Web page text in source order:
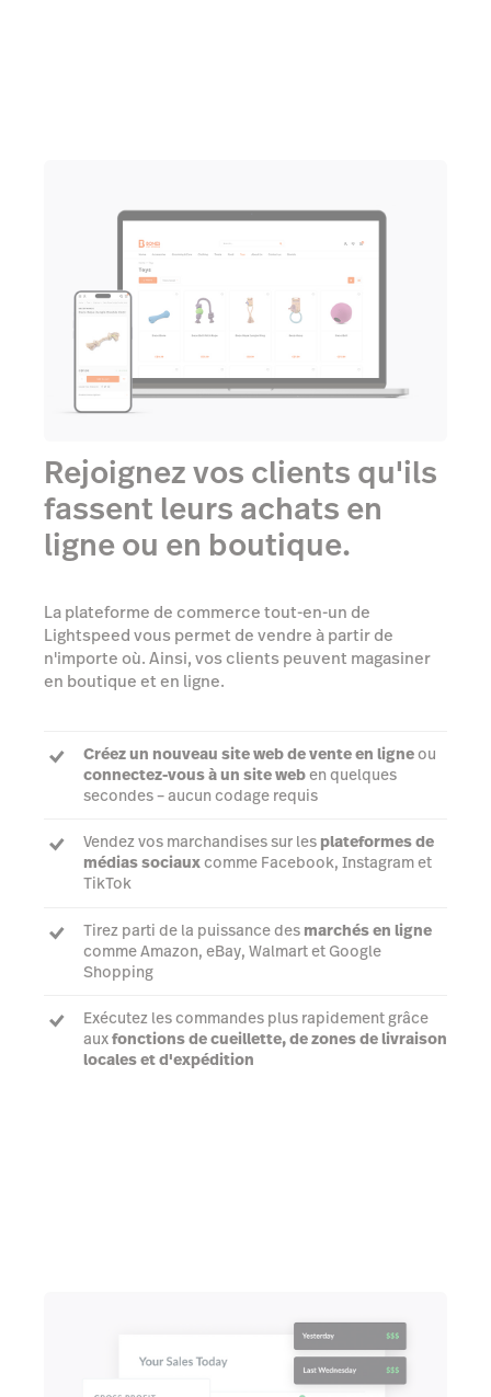
Rejoignez vos clients qu'ils
fassent leurs achats en
ligne ou en boutique.
La plateforme de commerce tout-en-un de
Lightspeed vous permet de vendre à partir de
n'importe où. Ainsi, vos clients peuvent magasiner
en boutique et en ligne.
Créez un nouveau site web de vente en ligneou
connectez-vous à un site weben quelques
secondes – aucun codage requis
Vendez vos marchandises sur les plateformes de
médias sociauxcomme Facebook, Instagram et
TikTok
Tirez parti de la puissance des marchés en ligne
comme Amazon, eBay, Walmart et Google
Shopping
Exécutez les commandes plus rapidement grâce
auxfonctions de cueillette, de zones de livraison
locales et d'expédition